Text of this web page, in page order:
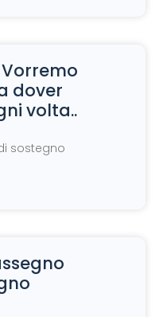
dover
volta..
sostegno